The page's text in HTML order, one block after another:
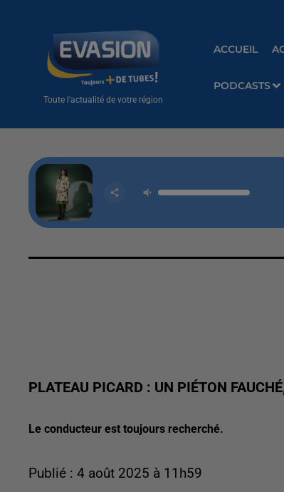
Toute l'actualité de votre région
ACCUEIL
PODCASTS
PLATEAU PICARD : UN PIÉTON
Le conducteur est toujours recherché.
Publié : 4 août 2025 à 11h59